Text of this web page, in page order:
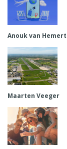
Anouk van Hemert
Maarten Veeger